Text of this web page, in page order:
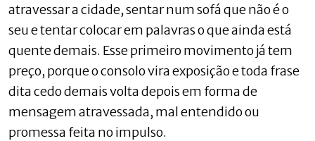
atravessar a cidade, sentar num sofá que não é o
seu e tentar colocar em palavras o que ainda está
quente demais. Esse primeiro movimento já tem
preço, porque o consolo vira exposição e toda frase
dita cedo demais volta depois em forma de
mensagem atravessada, mal entendido ou
promessa feita no impulso.